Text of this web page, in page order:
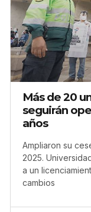
Más de 20
seguirán
años
Ampliaron su
2025.
a un
cambios